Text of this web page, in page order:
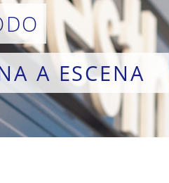
A ESCENA